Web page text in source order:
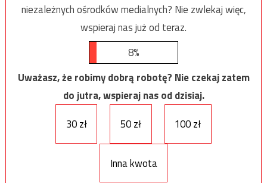
niezależnych ośrodków medialnych? Nie zwlekaj więc,
wspieraj nas już od teraz.
8%
Uważasz, że robimy dobrą robotę? Nie czekaj zatem
do jutra, wspieraj nas od dzisiaj.
30 zł
50 zł 100 zł
Inna kwota